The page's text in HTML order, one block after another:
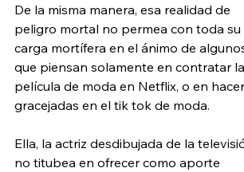
De la misma manera, esa realidad de
peligro mortal no permea con toda su
carga mortífera en el ánimo de
que piensan solamente en contratar la
película de moda en Netflix, o en
gracejadas en el tik tok de moda.
Ella, la actriz desdibujada de la
no titubea en ofrecer como aporte